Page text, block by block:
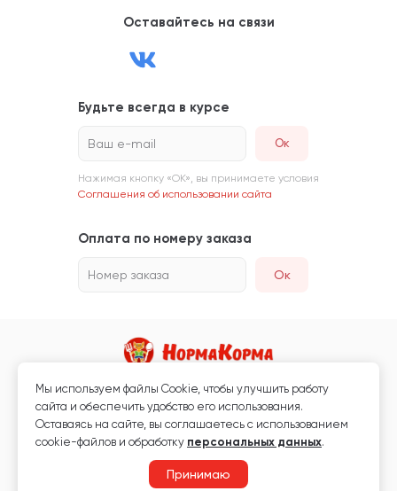
Оставайтесь на связи
Будьте всегда в курсе
Ваш e-mail
Нажимая кнопку «ОК», вы принимаете условия
Соглашения об использовании сайта
Оплата по номеру заказа
Номер заказа Ок
Магазин кормов для животных и ветаптека
Любая информация, размещённая на сайте, не является публичной
офертой.
Мы используем файлы Сookie, чтобы улучшить работу
сайта и обеспечить удобство его использования.
Оставаясь на сайте, вы соглашаетесь с использованием
cookie-файлов и обработку персональных данных.
Принимаю